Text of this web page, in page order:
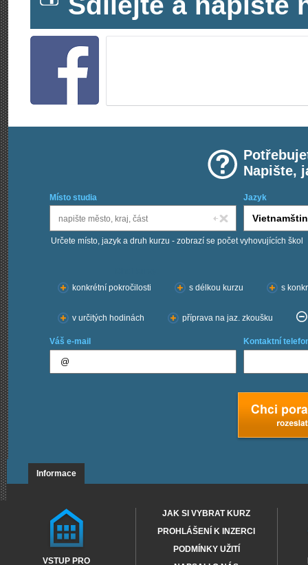
Napište,
Místo studia Jazyk
Určete místo, jazyk a druh kurzu - zobrazí se počet vyhovujících škol
konkrétní pokročilosti
s délkou kurzu s
v určitých hodinách příprava na jaz. zkoušku
Váš e-mail Kontaktní
Informace
VSTUP PRO
JAK SI VYBRAT KURZ
PROHLÁŠENÍ K INZERCI
PODMÍNKY UŽITÍ